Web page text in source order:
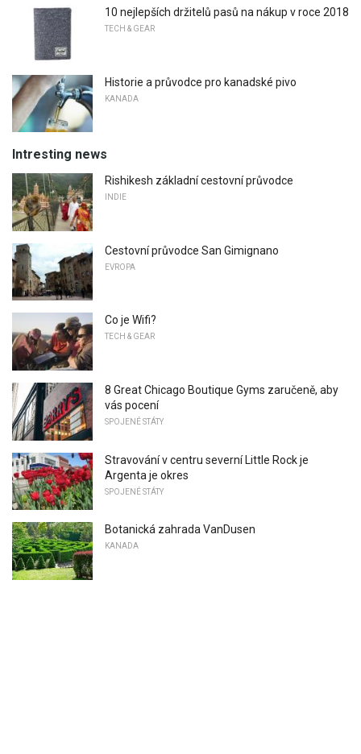
10 nejlepších držitelů pasů na nákup v roce 2018
TECH & GEAR
Historie a průvodce pro kanadské pivo
KANADA
Intresting news
Rishikesh základní cestovní průvodce
INDIE
Cestovní průvodce San Gimignano
EVROPA
Co je Wifi?
TECH & GEAR
8 Great Chicago Boutique Gyms zaručeně, aby
vás pocení
SPOJENÉ STÁTY
Stravování v centru severní Little Rock je
Argenta je okres
SPOJENÉ STÁTY
Botanická zahrada VanDusen
KANADA